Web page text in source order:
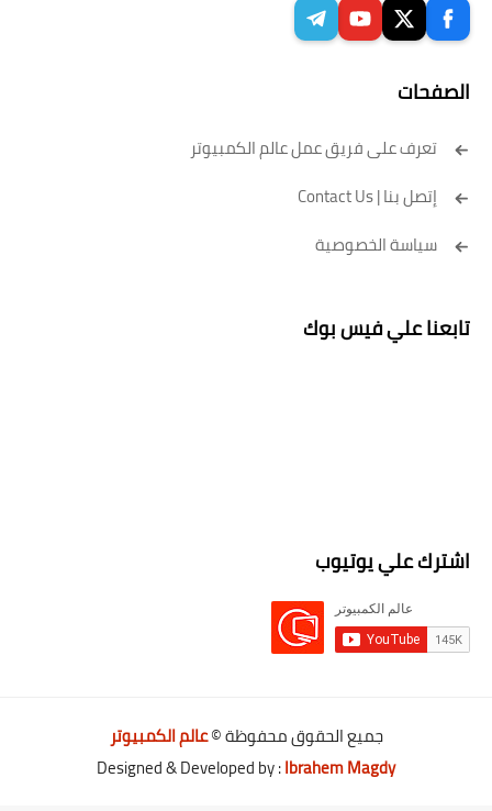
الصفحات
تعرف على فريق عمل عالم الكمبيوتر
إتصل بنا | Contact Us
سياسة الخصوصية
تابعنا علي فيس بوك
اشترك علي يوتيوب
جميع الحقوق محفوظة ©عالم الكمبيوتر
Designed & Developed by :Ibrahem Magdy